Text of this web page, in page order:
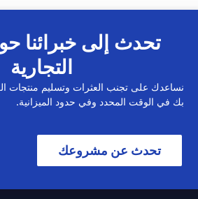
تحدث إلى خبرائنا
التجارية
نساعدك على تجنب العثرات وتسليم منتجات
بك في الوقت المحدد وفي حدود الميزانية.
تحدث عن مشروعك